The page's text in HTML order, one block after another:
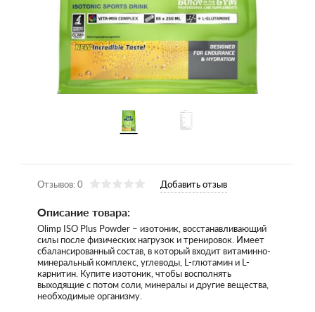
Отзывов: 0 Добавить отзыв
Описание товара:
Olimp ISO Plus Powder – изотоник, восстанавливающий
силы после физических нагрузок и тренировок. Имеет
сбалансированный состав, в который входит витаминно-
минеральный комплекс, углеводы, L-глютамин и L-
карнитин. Купите изотоник, чтобы восполнять
выходящие с потом соли, минералы и другие вещества,
необходимые организму.